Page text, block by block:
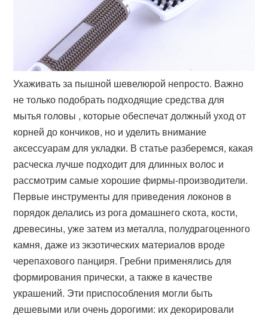
Ухаживать за пышной шевелюрой непросто. Важно
не только подобрать подходящие средства для
мытья головы , которые обеспечат должный уход от
корней до кончиков, но и уделить внимание
аксессуарам для укладки. В статье разберемся, какая
расческа лучше подходит для длинных волос и
рассмотрим самые хорошие фирмы-производители.
Первые инструменты для приведения локонов в
порядок делались из рога домашнего скота, кости,
древесины, уже затем из металла, полудрагоценного
камня, даже из экзотических материалов вроде
черепахового панциря. Гребни применялись для
формирования прически, а также в качестве
украшений. Эти приспособления могли быть
дешевыми или очень дорогими: их декорировали